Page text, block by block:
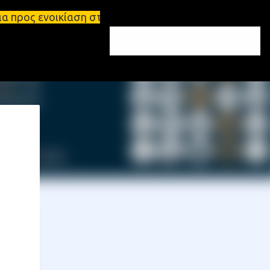
στη Σπάρτη Ενοικιάσεις διαμερισμάτων